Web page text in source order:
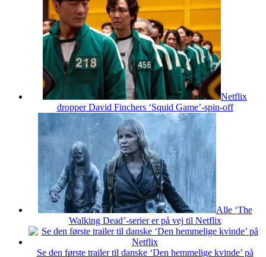
Netflix
dropper David Finchers ‘Squid Game’-spin-off
Alle ‘The
Walking Dead’-serier er på vej til Netflix
Se den første trailer til danske ‘Den hemmelige kvinde’ på